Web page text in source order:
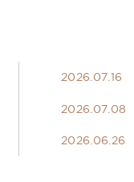
2026.07.16
2026.07.08
2026.06.26